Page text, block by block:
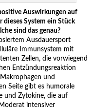
Auswirkungen auf
dieses System ein Stück
sind das genau?
Ausdauersport
Immunsystem mit
Zellen, die vorwiegend
Entzündungsreaktion
und
Seite gibt es humorale
und Zytokine, die auf
intensiver